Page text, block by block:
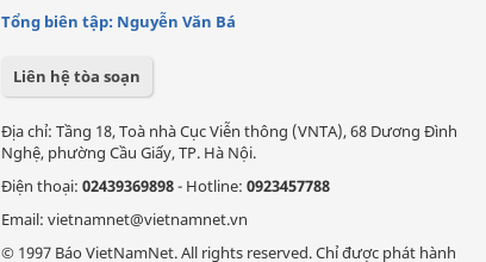
Tổng biên tập: Nguyễn Văn Bá
Liên hệ tòa soạn
Địa chỉ: Tầng 18, Toà nhà Cục Viễn thông (VNTA), 68 Dương Đình
Nghệ, phường Cầu Giấy, TP. Hà Nội.
Điện thoại: 02439369898- Hotline: 0923457788
Email: vietnamnet@vietnamnet.vn
© 1997 Báo VietNamNet. All rights reserved. Chỉ được phát hành